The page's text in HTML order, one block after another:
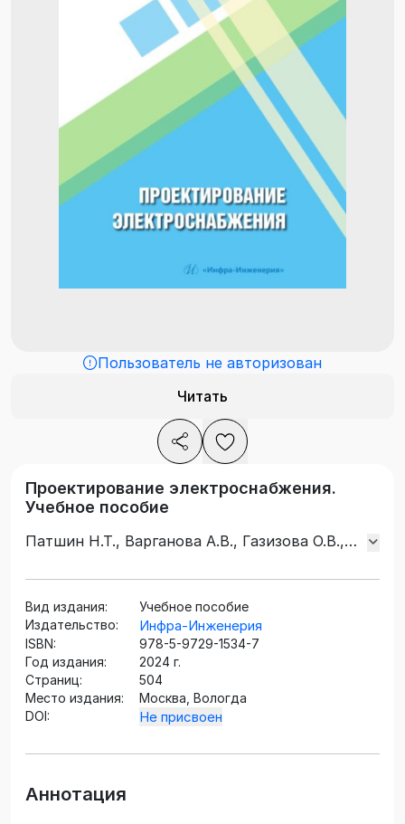
Пользователь не авторизован
Читать
Проектирование электроснабжения.
Учебное пособие
Патшин Н.Т., Варганова А.В., Газизова О.В.,
Вид издания:
Учебное пособие
Издательство:
Инфра-Инженерия
ISBN:
978-5-9729-1534-7
Год издания:
2024 г.
Страниц:
504
Место издания:
Москва, Вологда
DOI:
Не присвоен
Аннотация